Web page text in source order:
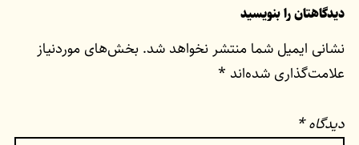
دیدگاهتان را بنویسید
نشانی ایمیل شما منتشر نخواهد شد. بخش‌های موردنیاز
علامت‌گذاری شده‌اند *
دیدگاه*